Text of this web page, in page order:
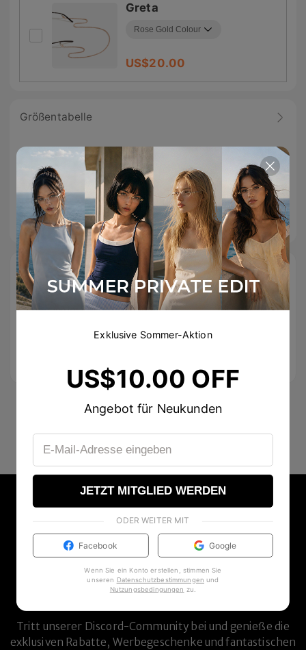
Greta
US$20.00
Größentabelle
Spezifikationen
Tipps & Pflegehinweise
Beschreibung
Free Shipping
Einfache
100% sicherer
DISCORD-COMMUNITY
Tritt unserer Discord-Community bei und genieße die
exklusiven Rabatte, Werbegeschenke und fantastischen
Exklusive Sommer-Aktion
US$10.00 OFF
Angebot für Neukunden
JETZT MITGLIED WERDEN
ODER WEITER MIT
Facebook Google
Wenn Sie ein Konto erstellen, stimmen Sie
unseren Datenschutzbestimmungen und
Nutzungsbedingungen zu.